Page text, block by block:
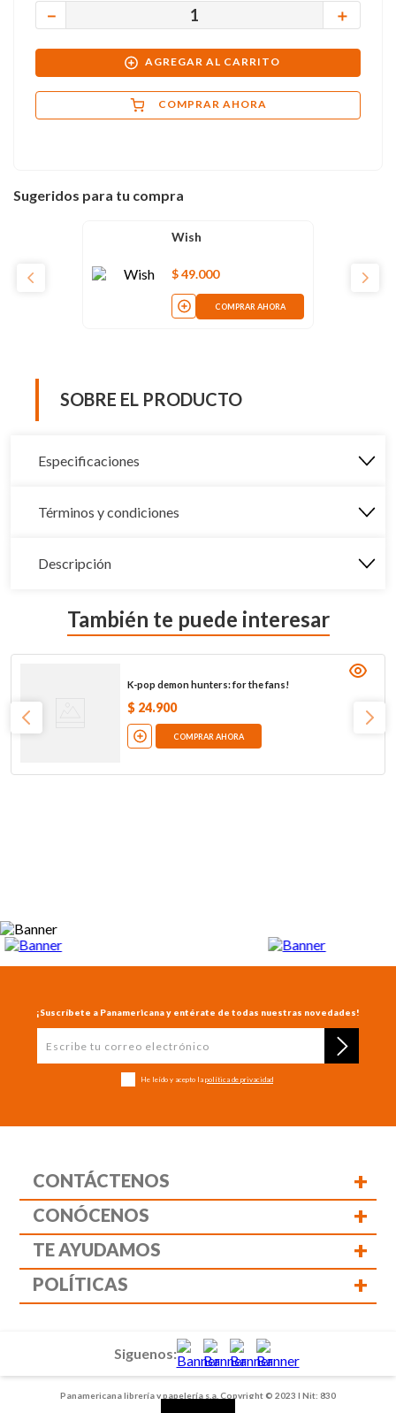
＋
－
AGREGAR AL CARRITO
COMPRAR AHORA
Sugeridos para tu compra
Wish
$49.000
COMPRAR AHORA
SOBRE EL PRODUCTO
Especificaciones
Términos y condiciones
Descripción
También te puede interesar
K-pop demon hunters: for the fans!
$ 24.900
COMPRAR AHORA
¡Suscríbete a Panamericana y entérate de todas nuestras novedades!
He leído y acepto la política de privacidad
CONTÁCTENOS +
CONÓCENOS +
TE AYUDAMOS +
POLÍTICAS +
Panamericana librería y papelería s.a. Copyright © 2023 | Nit: 830
Siguenos: